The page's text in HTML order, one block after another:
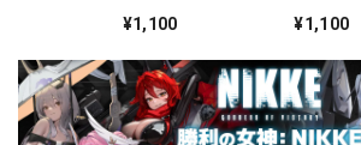
¥1,100
ー/パッションリッ
¥1,100